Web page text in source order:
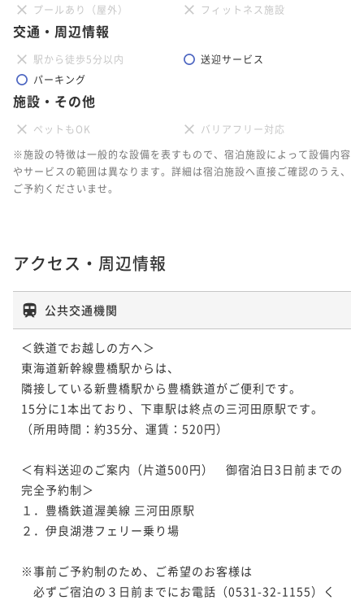
プールあり（屋外）
フィットネス施設
交通・周辺情報
駅から徒歩5分以内
送迎サービス
パーキング
施設・その他
ペットもOK
バリアフリー対応
※施設の特徴は一般的な設備を表すもので、宿泊施設によって設備内容
やサービスの範囲は異なります。詳細は宿泊施設へ直接ご確認のうえ、
ご予約くださいませ。
アクセス・周辺情報
公共交通機関
＜鉄道でお越しの方へ＞
東海道新幹線豊橋駅からは、
隣接している新豊橋駅から豊橋鉄道がご便利です。
15分に1本出ており、下車駅は終点の三河田原駅です。
（所用時間：約35分、運賃：520円）
＜有料送迎のご案内（片道500円）　御宿泊日3日前までの
完全予約制＞
１．豊橋鉄道渥美線 三河田原駅
２．伊良湖港フェリー乗り場
※事前ご予約制のため、ご希望のお客様は
必ずご宿泊の３日前までにお電話（0531-32-1155）く